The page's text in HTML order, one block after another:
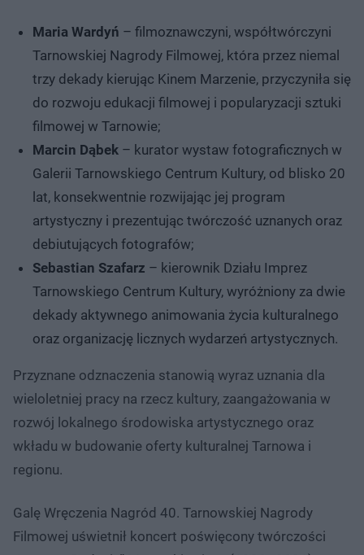
Maria Wardyń – filmoznawczyni, współtwórczyni
Tarnowskiej Nagrody Filmowej, która przez niemal
trzy dekady kierując Kinem Marzenie, przyczyniła się
do rozwoju edukacji filmowej i popularyzacji sztuki
filmowej w Tarnowie;
Marcin Dąbek – kurator wystaw fotograficznych w
Galerii Tarnowskiego Centrum Kultury, od blisko 20
lat, konsekwentnie rozwijając jej program
artystyczny i prezentując twórczość uznanych oraz
debiutujących fotografów;
Sebastian Szafarz – kierownik Działu Imprez
Tarnowskiego Centrum Kultury, wyróżniony za dwie
dekady aktywnego animowania życia kulturalnego
oraz organizację licznych wydarzeń artystycznych.
Przyznane odznaczenia stanowią wyraz uznania dla
wieloletniej pracy na rzecz kultury, zaangażowania w
rozwój lokalnego środowiska artystycznego oraz
wkładu w budowanie oferty kulturalnej Tarnowa i
regionu.
Galę Wręczenia Nagród 40. Tarnowskiej Nagrody
Filmowej uświetnił koncert poświęcony twórczości